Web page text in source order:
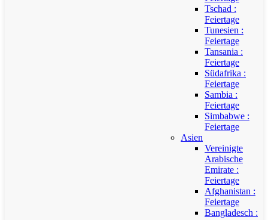
Tschad :
Feiertage
Tunesien :
Feiertage
Tansania :
Feiertage
Südafrika :
Feiertage
Sambia :
Feiertage
Simbabwe :
Feiertage
Asien
Vereinigte
Arabische
Emirate :
Feiertage
Afghanistan :
Feiertage
Bangladesch :